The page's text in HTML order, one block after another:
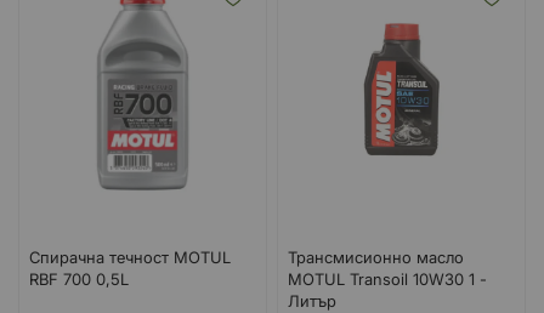
Спирачна течност MOTUL
RBF 700 0,5L
Трансмисионно масло
MOTUL Transoil 10W30 1 -
Литър